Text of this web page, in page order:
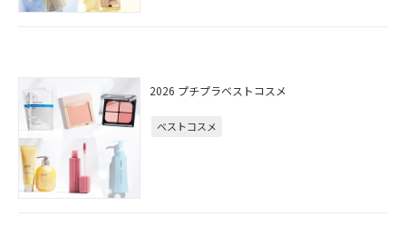
2026 プチプラベストコスメ
ベストコスメ